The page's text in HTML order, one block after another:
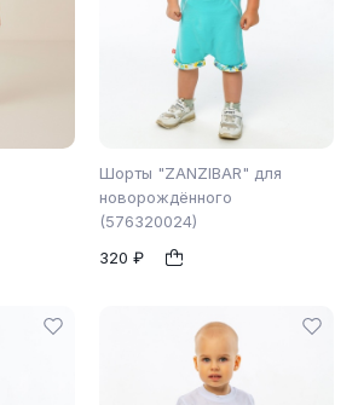
Шорты "ZANZIBAR" для
новорождённого
(576320024)
320 ₽
1